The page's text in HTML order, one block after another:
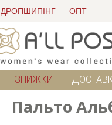
ДРОПШИПІНГ ОПТ
ЗНИЖКИ
Пальто